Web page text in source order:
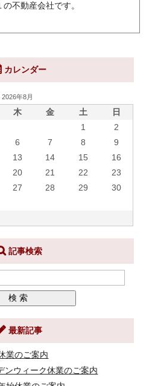
不動産会社です。
カレンダー
2026年8月
木 金 土 日
1
2
6 7 8
9
13 14 15
16
20 21 22
23
27 28 29
30
記事検索
最新記事
業のご案内
ウィーク休業のご案内